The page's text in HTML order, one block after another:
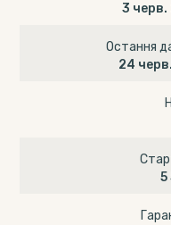
3 черв.
Остання
24
5